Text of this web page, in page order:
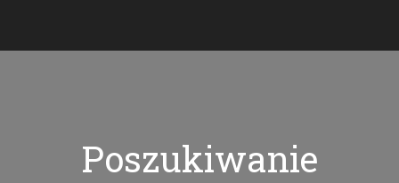
Poszukiwanie